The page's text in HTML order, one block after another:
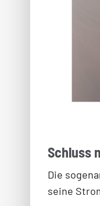
Schluss
Die
seine